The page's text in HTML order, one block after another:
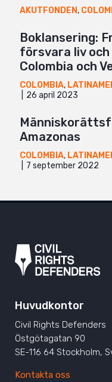
AKUTFONDEN,
Boklansering:
försvara liv
Colombia och
COLOMBIA,
26 april 2023
Amazonas
COLOMBIA,
7 september 2022
Huvudkontor
Civil Rights Defenders
Östgötagatan 90
SE-116 64 Stockholm,
Kontakta oss